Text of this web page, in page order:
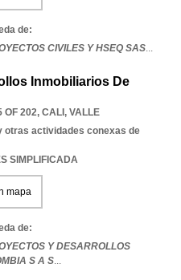
de:
CIVILES Y HSEQ SAS...
Inmobiliarios De
OF 202, CALI , VALLE
otras actividades conexas de
SIMPLIFICADA
mapa
de:
Y DESARROLLOS
S A S...